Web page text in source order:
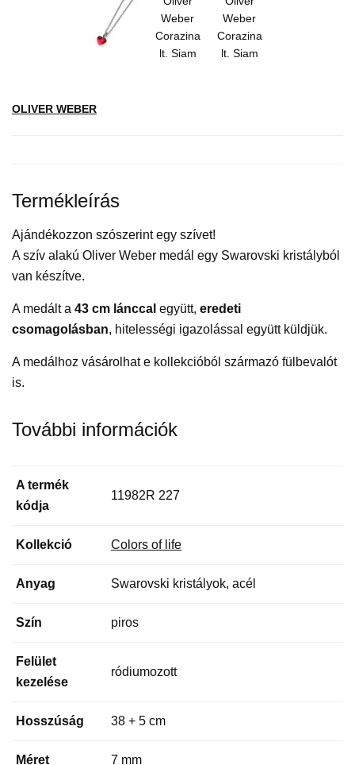
OLIVER WEBER
Termékleírás
Ajándékozzon szószerint egy szívet!
A szív alakú Oliver Weber medál egy Swarovski kristályból
van készítve.
A medált a 43 cm lánccal együtt, eredeti
csomagolásban, hitelességi igazolással együtt küldjük.
A medálhoz vásárolhat e kollekcióból származó fülbevalót
is.
További információk
A termék
kódja
11982R 227
Kollekció Colors of life
Anyag Swarovski kristályok, acél
Szín piros
Felület
kezelése
ródiumozott
Hosszúság 38 + 5 cm
Méret 7 mm